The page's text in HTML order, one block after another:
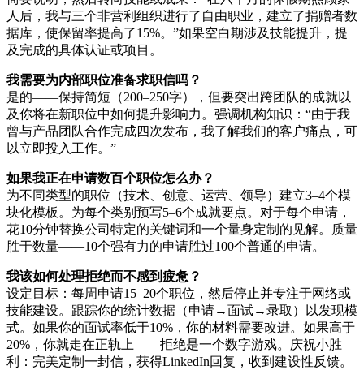
人后，我与三个非营利组织进行了自由职业，建立了捐赠者数
据库，使保留率提高了15%。”如果空白期涉及技能提升，提
及完成的具体认证或项目。
我需要为内部职位准备求职信吗？
是的——保持简短（200–250字），但要突出跨团队的成就以
及你将在新职位中如何提升影响力。强调机构知识：“由于我
曾与产品团队合作完成四次发布，我了解我们的客户痛点，可
以立即投入工作。”
如果我正在申请数百个职位怎么办？
为不同类型的职位（技术、创意、运营、领导）建立3–4个模
块化模板。为每个类别预写5–6个成就要点。对于每个申请，
花10分钟替换公司特定的关键词和一个量身定制的见解。质量
胜于数量——10个强有力的申请胜过100个普通的申请。
我该如何处理拒绝而不感到疲惫？
设定目标：每周申请15–20个职位，然后停止并专注于网络或
技能建设。跟踪你的统计数据（申请→面试→录取）以发现模
式。如果你的面试率低于10%，你的材料需要改进。如果高于
20%，你就走在正轨上——拒绝是一个数字游戏。庆祝小胜
利：完美定制一封信，获得LinkedIn回复，收到建设性反馈。